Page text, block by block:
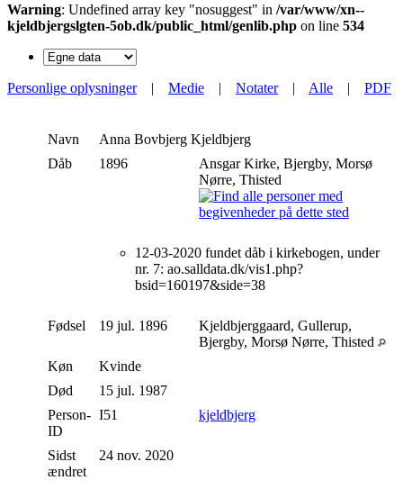
Warning: Undefined array key "nosuggest" in /var/www/xn--
kjeldbjergslgten-5ob.dk/public_html/genlib.php on line 534
Personlige oplysninger| Medie | Notater| Alle | PDF
Navn Anna Bovbjerg Kjeldbjerg
Dåb
1896
Ansgar Kirke, Bjergby, Morsø
Nørre, Thisted
12-03-2020 fundet dåb i kirkebogen, under
nr. 7: ao.salldata.dk/vis1.php?
bsid=160197&side=38
Fødsel 19 jul. 1896
Kjeldbjerggaard, Gullerup,
Bjergby, Morsø Nørre, Thisted
Køn
Kvinde
Død
15 jul. 1987
Person-
ID
I51 kjeldbjerg
Sidst
ændret
24 nov. 2020